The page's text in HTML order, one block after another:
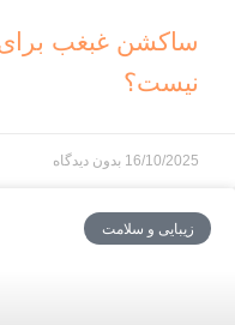
ساکشن غبغب
نیست؟
16/10/2025 بدون دیدگاه
زیبایی و سلامت